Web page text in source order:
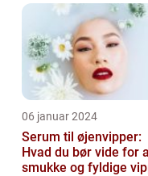
06 januar 2024
Serum til øjenvipper:
Hvad du bør vide for
smukke og fyldige